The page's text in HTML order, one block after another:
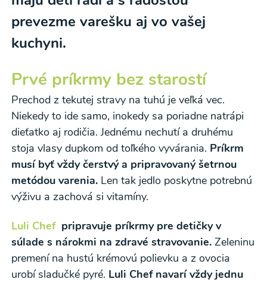
prevezme varešku aj vo vašej
kuchyni.
Prvé príkrmy bez starostí
Prechod z tekutej stravy na tuhú je veľká vec.
Niekedy to ide samo, inokedy sa poriadne natrápi
dieťatko aj rodičia. Jednému nechutí a druhému
stoja vlasy dupkom od toľkého vyvárania. Príkrm
musí byť vždy čerstvý a pripravovaný šetrnou
metódou varenia.Len tak jedlo poskytne potrebnú
výživu a zachová si vitamíny.
Luli Chef pripravuje príkrmy pre detičky v
súlade s nárokmi na zdravé stravovanie.Zeleninu
premení na hustú krémovú polievku a z ovocia
urobí sladučké pyré. Luli Chef navarí vždy jednu